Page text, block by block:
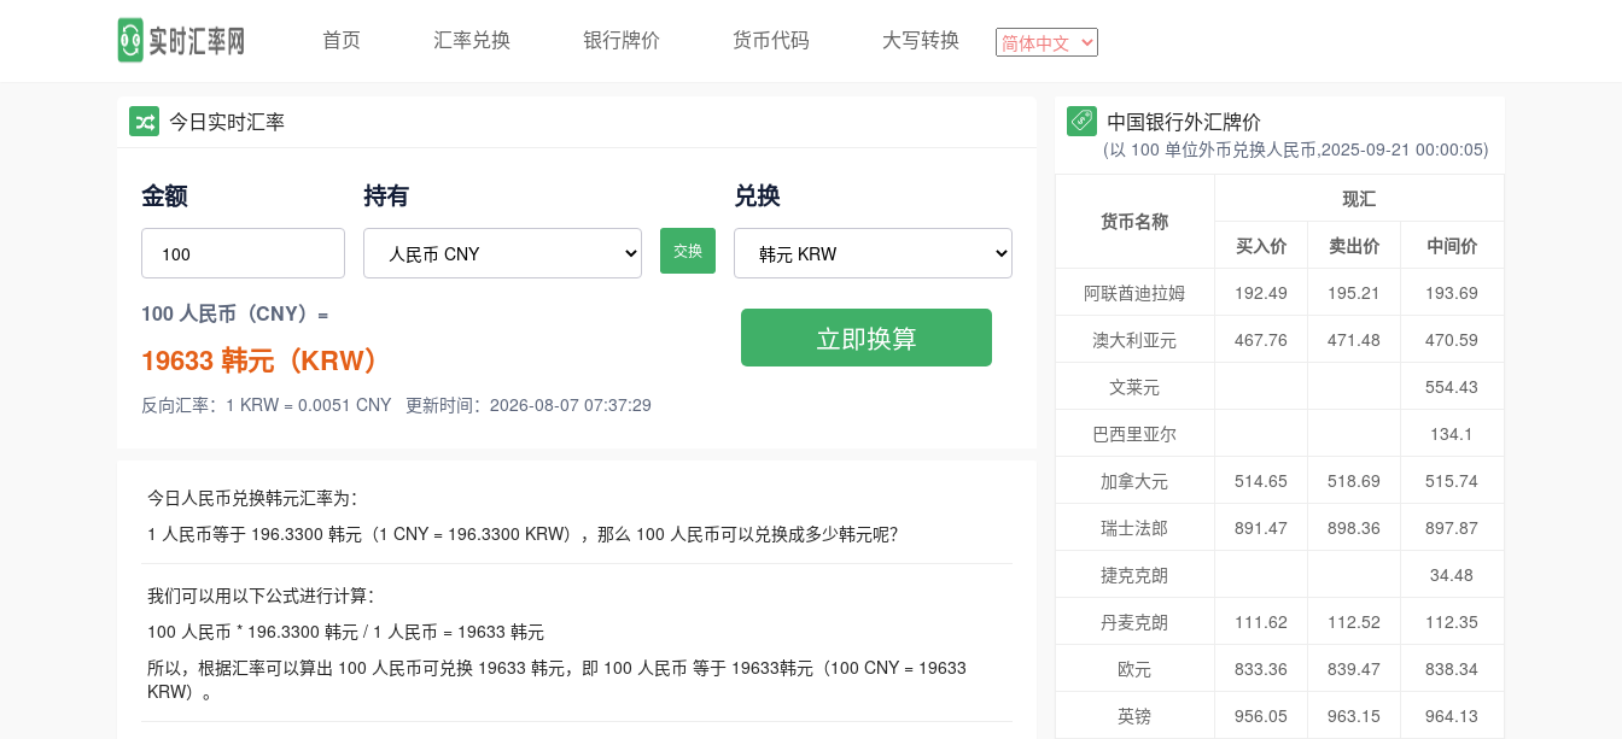
首页 汇率兑换 银行牌价 货币代码 大写转换
今日实时汇率
金额 持有
交换
兑换
100 人民币（CNY）=
19633韩元（KRW）
反向汇率：1 KRW = 0.0051 CNY 更新时间：2026-08-07 07:37:29
立即换算
今日人民币兑换韩元汇率为：
1 人民币等于 196.3300 韩元（1 CNY = 196.3300 KRW），那么 100 人民币可以兑换成多少韩元呢？
我们可以用以下公式进行计算：
100 人民币 * 196.3300 韩元 / 1 人民币 = 19633 韩元
所以，根据汇率可以算出 100 人民币可兑换 19633 韩元，即 100 人民币 等于 19633韩元（100 CNY = 19633
KRW）。
中国银行外汇牌价
(以 100 单位外币兑换人民币,2025-09-21 00:00:05)
货币名称
现汇
买入价
卖出价
中间价
阿联酋迪拉姆
192.49 195.21
193.69
澳大利亚元
467.76 471.48
470.59
文莱元
554.43
巴西里亚尔
134.1
加拿大元
514.65 518.69
515.74
瑞士法郎
891.47 898.36
897.87
捷克克朗
34.48
丹麦克朗
111.62 112.52
112.35
欧元
833.36 839.47
838.34
英镑
956.05 963.15
964.13